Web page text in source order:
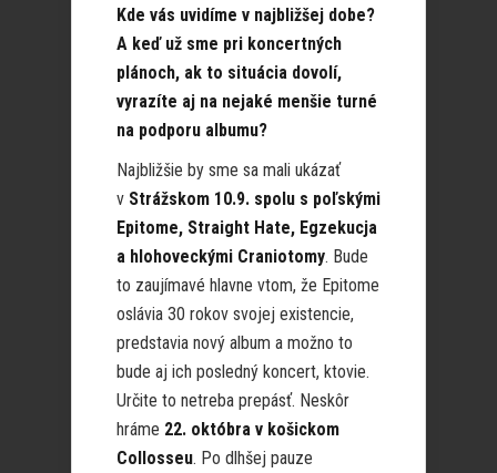
Kde vás uvidíme v najbližšej dobe?
A keď už sme pri koncertných
plánoch, ak to situácia dovolí,
vyrazíte aj na nejaké menšie turné
na podporu albumu?
Najbližšie by sme sa mali ukázať
v Strážskom 10.9. spolu s poľskými
Epitome, Straight Hate, Egzekucja
a hlohoveckými Craniotomy. Bude
to zaujímavé hlavne vtom, že Epitome
oslávia 30 rokov svojej existencie,
predstavia nový album a možno to
bude aj ich posledný koncert, ktovie.
Určite to netreba prepásť. Neskôr
hráme 22. októbra v košickom
Collosseu. Po dlhšej pauze